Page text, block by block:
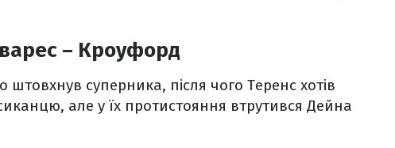
– Кроуфорд
суперника, після чого Теренс хотів
але у їх протистояння втрутився Дейна